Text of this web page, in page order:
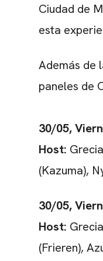
Ciudad de
esta
Además de
paneles de
30/05,
Host:
(Kazuma),
30/05,
Host:
(Frieren),